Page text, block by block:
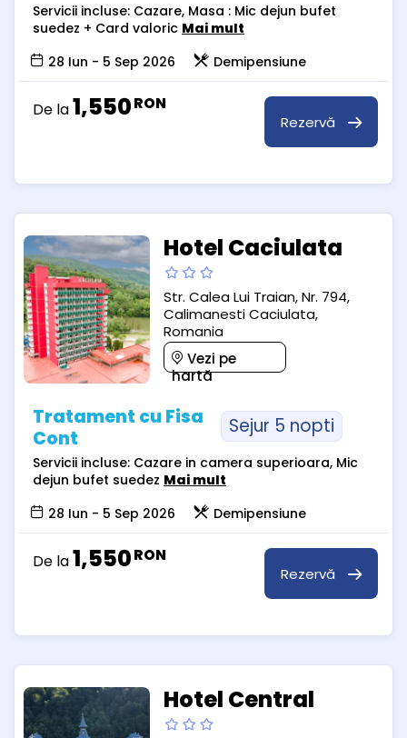
Servicii incluse: Cazare, Masa : Mic dejun bufet
suedez + Card valoric Mai mult
28 Iun - 5 Sep 2026
Demipensiune
De la1,550RON
Rezervă
Hotel Caciulata
Str. Calea Lui Traian, Nr. 794,
Calimanesti Caciulata,
Romania
Vezi pe
hartă
Tratament cu Fisa
Cont
Sejur 5 nopti
Servicii incluse: Cazare in camera superioara, Mic
dejun bufet suedez Mai mult
28 Iun - 5 Sep 2026
Demipensiune
De la1,550RON
Rezervă
Hotel Central